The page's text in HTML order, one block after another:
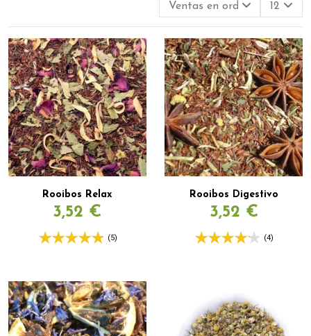
Ventas en orden decreciente
12
Rooibos Relax
3,52 €
(5)
Rooibos Digestivo
3,52 €
(4)